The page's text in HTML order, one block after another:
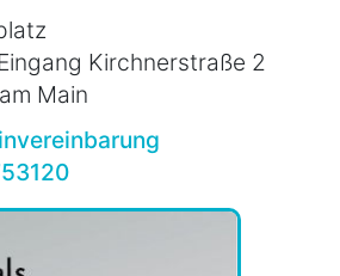
Kirchnerstraße 2
Main